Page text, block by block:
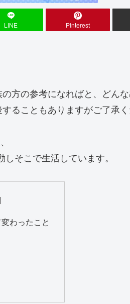
LINE Pinterest
方の参考になればと、どん
ることもありますがご了承く
そこで生活しています。
わったこと